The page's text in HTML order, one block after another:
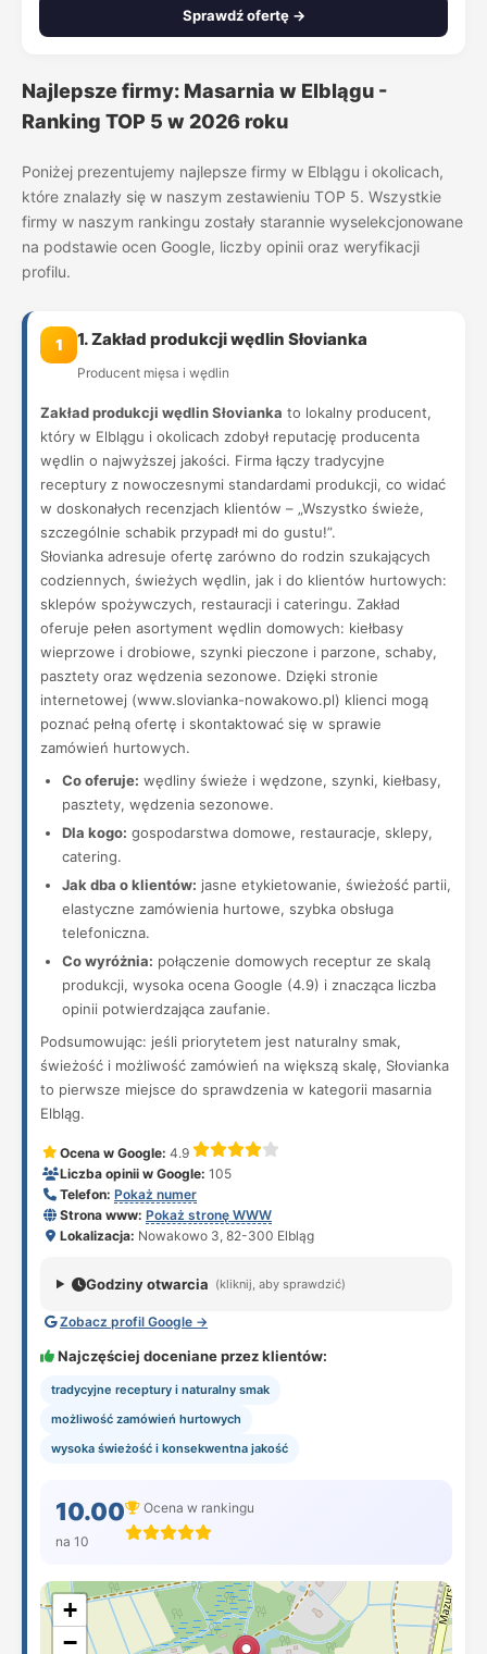
Sprawdź ofertę →
Najlepsze firmy: Masarnia w Elblągu -
Ranking TOP 5 w 2026 roku
Poniżej prezentujemy najlepsze firmy w Elblągu i okolicach,
które znalazły się w naszym zestawieniu TOP 5. Wszystkie
firmy w naszym rankingu zostały starannie wyselekcjonowane
na podstawie ocen Google, liczby opinii oraz weryfikacji
profilu.
1 1. Zakład produkcji wędlin Słovianka
Producent mięsa i wędlin
Zakład produkcji wędlin Słovianka to lokalny producent,
który w Elblągu i okolicach zdobył reputację producenta
wędlin o najwyższej jakości. Firma łączy tradycyjne
receptury z nowoczesnymi standardami produkcji, co widać
w doskonałych recenzjach klientów – „Wszystko świeże,
szczególnie schabik przypadł mi do gustu!”.
Słovianka adresuje ofertę zarówno do rodzin szukających
codziennych, świeżych wędlin, jak i do klientów hurtowych:
sklepów spożywczych, restauracji i cateringu. Zakład
oferuje pełen asortyment wędlin domowych: kiełbasy
wieprzowe i drobiowe, szynki pieczone i parzone, schaby,
pasztety oraz wędzenia sezonowe. Dzięki stronie
internetowej (www.slovianka-nowakowo.pl) klienci mogą
poznać pełną ofertę i skontaktować się w sprawie
zamówień hurtowych.
Co oferuje: wędliny świeże i wędzone, szynki, kiełbasy,
pasztety, wędzenia sezonowe.
Dla kogo: gospodarstwa domowe, restauracje, sklepy,
catering.
Jak dba o klientów: jasne etykietowanie, świeżość partii,
elastyczne zamówienia hurtowe, szybka obsługa
telefoniczna.
Co wyróżnia: połączenie domowych receptur ze skalą
produkcji, wysoka ocena Google (4.9) i znacząca liczba
opinii potwierdzająca zaufanie.
Podsumowując: jeśli priorytetem jest naturalny smak,
świeżość i możliwość zamówień na większą skalę, Słovianka
to pierwsze miejsce do sprawdzenia w kategorii masarnia
Elbląg.
Ocena w Google: 4.9
Liczba opinii w Google: 105
Telefon: Pokaż numer
Strona www: Pokaż stronę WWW
Lokalizacja: Nowakowo 3, 82-300 Elbląg
Godziny otwarcia (kliknij, aby sprawdzić)
Zobacz profil Google →
Najczęściej doceniane przez klientów:
tradycyjne receptury i naturalny smak
możliwość zamówień hurtowych
wysoka świeżość i konsekwentna jakość
10.00
na 10
Ocena w rankingu
+
−